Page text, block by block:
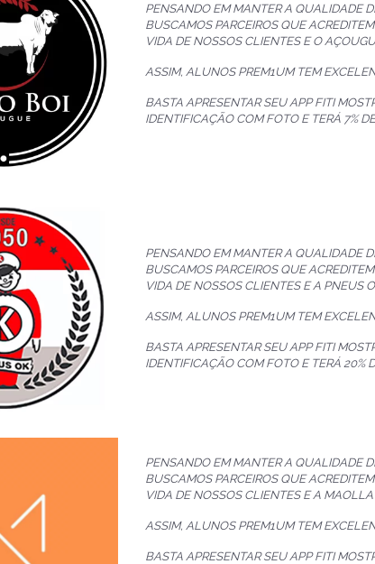
PENSANDO EM MANTER A QUALIDADE
BUSCAMOS PARCEIROS QUE
VIDA DE NOSSOS CLIENTES E O
ASSIM, ALUNOS PREM1UM TEM
BASTA APRESENTAR SEU APP FITI
IDENTIFICAÇÃO COM FOTO E TERÁ 7%
PENSANDO EM MANTER A QUALIDADE
BUSCAMOS PARCEIROS QUE
VIDA DE NOSSOS CLIENTES E A PNEUS
ASSIM, ALUNOS PREM1UM TEM
BASTA APRESENTAR SEU APP FITI
IDENTIFICAÇÃO COM FOTO E TERÁ 20%
PENSANDO EM MANTER A QUALIDADE
BUSCAMOS PARCEIROS QUE
VIDA DE NOSSOS CLIENTES E A
ASSIM, ALUNOS PREM1UM TEM
BASTA APRESENTAR SEU APP FITI